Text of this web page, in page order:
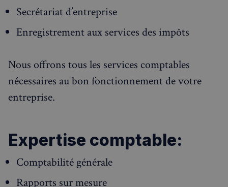
Secrétariat d’entreprise
Enregistrement aux services des impôts
Nous offrons tous les services comptables
nécessaires au bon fonctionnement de votre
entreprise.
Expertise comptable:
Comptabilité générale
Rapports sur mesure